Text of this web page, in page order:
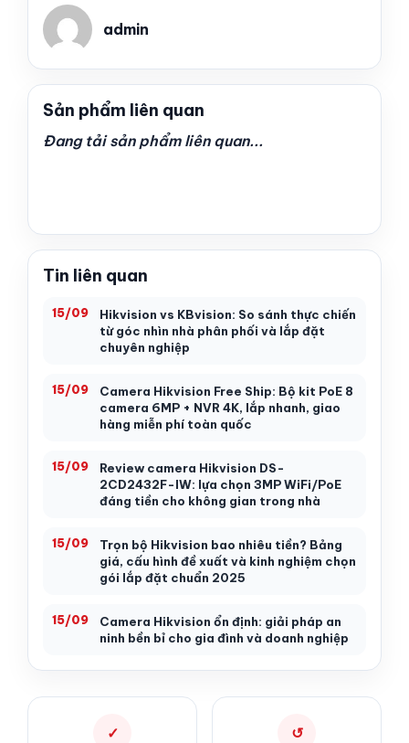
admin
Sản phẩm liên quan
Đang tải sản phẩm liên quan...
Tin liên quan
15/09
Hikvision vs KBvision: So sánh thực chiến
từ góc nhìn nhà phân phối và lắp đặt
chuyên nghiệp
15/09
Camera Hikvision Free Ship: Bộ kit PoE 8
camera 6MP + NVR 4K, lắp nhanh, giao
hàng miễn phí toàn quốc
15/09
Review camera Hikvision DS-
2CD2432F-IW: lựa chọn 3MP WiFi/PoE
đáng tiền cho không gian trong nhà
15/09
Trọn bộ Hikvision bao nhiêu tiền? Bảng
giá, cấu hình đề xuất và kinh nghiệm chọn
gói lắp đặt chuẩn 2025
15/09
Camera Hikvision ổn định: giải pháp an
ninh bền bỉ cho gia đình và doanh nghiệp
✓ ↺